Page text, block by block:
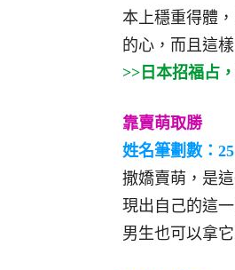
本上穩重得體
的心，而且這
>>日本招福占
靠賣萌取勝
姓名筆劃數：
撒嬌賣萌，是
現出自己的這
男生也可以拿